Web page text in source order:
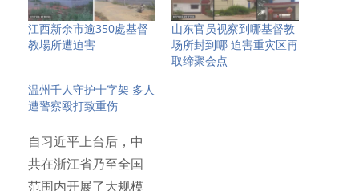
江西新余市逾350處基督
教場所遭迫害
山东官员视察到哪基督教
场所封到哪 迫害重灾区再
取缔聚会点
温州千人守护十字架 多人
遭警察殴打致重伤
自习近平上台后，中
共在浙江省乃至全国
范围内开展了大规模